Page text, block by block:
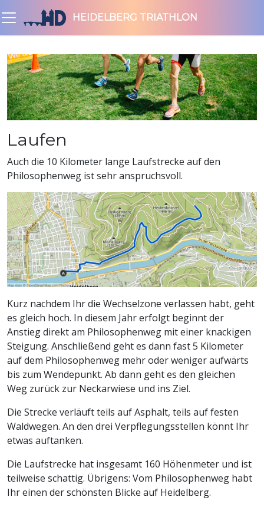
HEIDELBERG TRIATHLON
Laufen
Auch die 10 Kilometer lange Laufstrecke auf den
Philosophenweg ist sehr anspruchsvoll.
Kurz nachdem Ihr die Wechselzone verlassen habt, geht
es gleich hoch. In diesem Jahr erfolgt beginnt der
Anstieg direkt am Philosophenweg mit einer knackigen
Steigung. Anschließend geht es dann fast 5 Kilometer
auf dem Philosophenweg mehr oder weniger aufwärts
bis zum Wendepunkt. Ab dann geht es den gleichen
Weg zurück zur Neckarwiese und ins Ziel.
Die Strecke verläuft teils auf Asphalt, teils auf festen
Waldwegen. An den drei Verpflegungsstellen könnt Ihr
etwas auftanken.
Die Laufstrecke hat insgesamt 160 Höhenmeter und ist
teilweise schattig. Übrigens: Vom Philosophenweg habt
Ihr einen der schönsten Blicke auf Heidelberg.